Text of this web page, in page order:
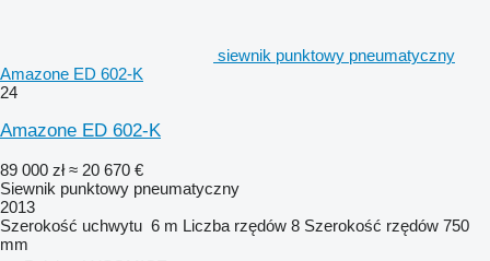
siewnik punktowy pneumatyczny
Amazone ED 602-K
24
Amazone ED 602-K
89 000 zł ≈ 20 670 €
Siewnik punktowy pneumatyczny
2013
Szerokość uchwytu 6 m Liczba rzędów 8 Szerokość rzędów 750
mm